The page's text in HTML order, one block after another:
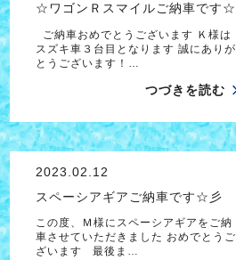
☆ワゴンＲスマイルご納車です☆
ご納車おめでとうございます Ｋ様は
スズキ車３台目となります 誠にありが
とうございます！…
つづきを読む
2023.02.12
スペーシアギアご納車です☆彡
この度、Ｍ様にスペーシアギアをご納
車させていただきました おめでとうご
ざいます 最後ま…